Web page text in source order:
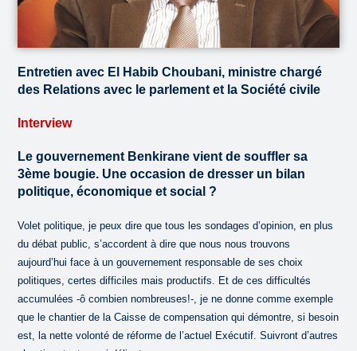
Entretien avec El Habib Choubani, ministre chargé
des Relations avec le parlement et la Société civile
Interview
Le gouvernement Benkirane vient de souffler sa
3ème bougie. Une occasion de dresser un bilan
politique, économique et social ?
Volet politique, je peux dire que tous les sondages d’opinion, en plus
du débat public, s’accordent à dire que nous nous trouvons
aujourd’hui face à un gouvernement responsable de ses choix
politiques, certes difficiles mais productifs. Et de ces difficultés
accumulées -ô combien nombreuses!-, je ne donne comme exemple
que le chantier de la Caisse de compensation qui démontre, si besoin
est, la nette volonté de réforme de l’actuel Exécutif. Suivront d’autres